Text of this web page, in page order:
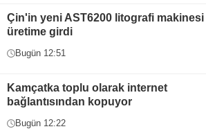
Çin'in yeni AST6200 litografi
üretime girdi
Bugün 12:51
Kamçatka toplu olarak internet
bağlantısından kopuyor
Bugün 12:22